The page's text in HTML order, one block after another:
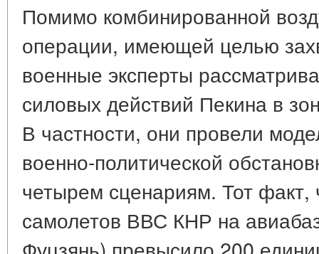
Помимо комбинированной
операции, имеющей целью
военные эксперты
силовых действий Пекина в
В частности, они провели
военно-политической
четырем сценариям. Тот факт,
самолетов ВВС КНР на